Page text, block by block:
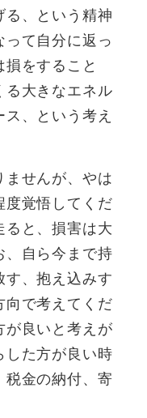
、という精神
て自分に返っ
をすること
る大きなエネル
、という考え
せんが、やは
度覚悟してくだ
ると、損害は大
、自ら今まで持
、抱え込みす
向で考えてくだ
が良いと考えが
した方が良い時
税金の納付、寄